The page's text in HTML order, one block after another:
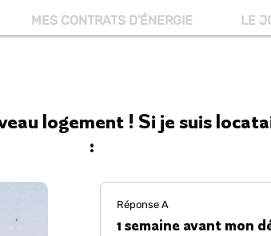
MES CONTRATS D'ÉNERGIE LE
logement ! Si je suis
:
Réponse A
1 semaine avant mon